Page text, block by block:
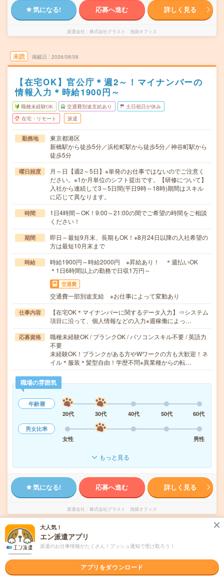
気になる! 応募へ進む 詳しく見る
派遣会社 株式会社グラスト 池袋オフィス
未読 掲載日 2026/08/08
【在宅OK】官公庁＊週2～！マイナンバーの
情報入力＊時給1900円～
職種未経験OK 交通費別途支給あり 土日祝日が休み
在宅・リモート 派遣
勤務地
東京都港区
新橋駅から徒歩5分／浜松町駅から徒歩5分／神谷町駅から
徒歩5分
曜日頻度
月～日【週2～5日】※単発のお仕事ではないのでご注意く
ださい。※1か月単位のシフト提出です。【研修について】
入社から連続して3～5日間(平日9時～18時)期間はスキル
に応じて異なります。
時間
1日4時間～OK！9:00～21:00の間でご希望の時間をご相談
ください！
期間
即日～最短9月末、長期もOK！※8月24日以降の入社希望の
方は最短10月末まで
時給
時給1900円～時給2000円 ※昇給あり！ ＊週払いOK
＊1日6時間以上の勤務で日収1万円～
交通費
交通費一部別途支給 ※お仕事によって変動あり
仕事内容
【在宅OK＊マイナンバーに関するデータ入力】⇒システム
項目に沿って、個人情報などの入力※週稼働によっ…
応募資格
職種未経験OK / ブランクOK / パソコンスキル不要 / 英語力
不要
未経験OK！ブランクがある方やWワークの方も大歓迎！ネ
イル＊服装＊髪型自由！学歴不問※異業種からの転…
職場の雰囲気
年齢層
20代
30代 40代 50代
60代
男女比率
女性
男性
もっと見る
気になる! 応募へ進む 詳しく見る
派遣会社 株式会社グラスト 池袋オフィス
未読 掲載日 2026/08/08
＼在宅あり☀／犬猫ちゃん♩ペットたちのデ
ータ入力☝電話なし＊かんたん《未経験〇》
大人気！
エン派遣アプリ
派遣のお仕事情報がたくさん！プッシュ通知で受け取ろう！
アプリをダウンロード